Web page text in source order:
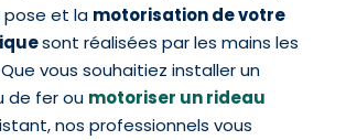
pose et la motorisation de votre
sont réalisées par les mains les
vous souhaitiez installer un
de fer ou motoriser un rideau
nos professionnels vous